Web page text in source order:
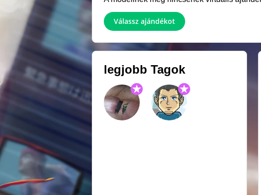
Válassz ajándékot
legjobb Tagok